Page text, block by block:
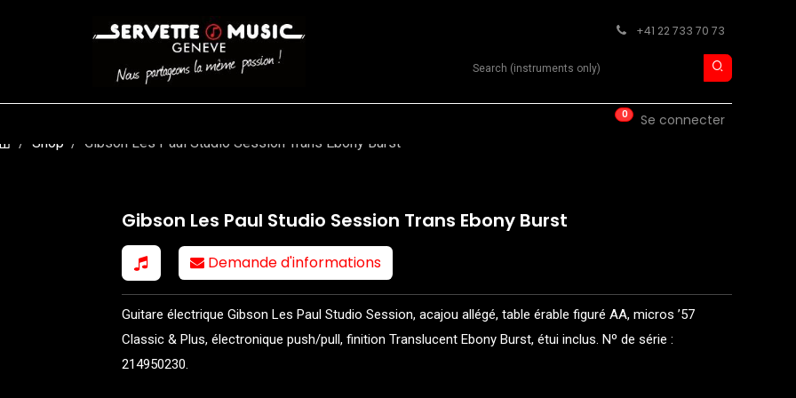
+41 22 733 70 73
Search product
0 Se connecter
Shop Gibson Les Paul Studio Session Trans Ebony Burst
Gibson Les Paul Studio Session Trans Ebony Burst
Demande d'informations
Guitare électrique Gibson Les Paul Studio Session, acajou allégé, table érable figuré AA, micros ’57
Classic & Plus, électronique push/pull, finition Translucent Ebony Burst, étui inclus. Nº de série :
214950230.